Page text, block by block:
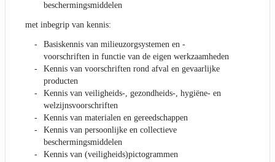
beschermingsmiddelen
met inbegrip van kennis:
Basiskennis van milieuzorgsystemen en -
voorschriften in functie van de eigen werkzaamheden
Kennis van voorschriften rond afval en gevaarlijke
producten
Kennis van veiligheids-, gezondheids-, hygiëne- en
welzijnsvoorschriften
Kennis van materialen en gereedschappen
Kennis van persoonlijke en collectieve
beschermingsmiddelen
Kennis van (veiligheids)pictogrammen